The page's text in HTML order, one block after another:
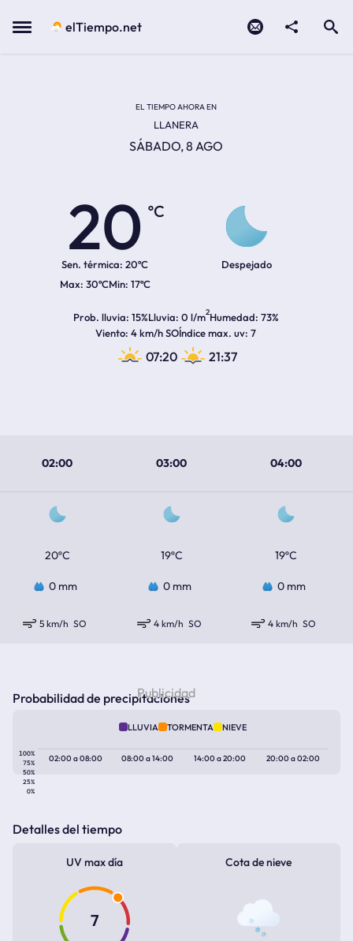
Menu elTiempo.net
EL TIEMPO AHORA EN
LLANERA
SÁBADO, 8 AGO
20
ºC
Sen. térmica: 20ºC
30ºC 17ºC
Despejado
Prob. lluvia 15%Lluvia 0 l/m2Humedad 73%
Viento 4 km/h SOÍndice max. uv 7
07:20 21:37
02:00 03:00 04:00
20ºC 19ºC 19ºC
0 mm 0 mm 0 mm
5 km/h SO 4 km/h SO 4 km/h SO
Probabilidad de precipitaciones
LLUVIA TORMENTA NIEVE
100%
75%
50%
25%
0%
02:00a08:00 08:00a14:00 14:00a20:00 20:00a02:00
Detalles del tiempo
UV max día
7
Cota de nieve